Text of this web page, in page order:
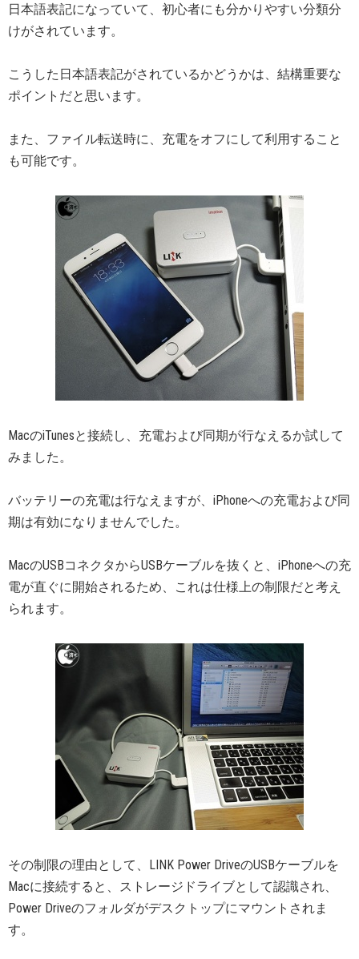
日本語表記になっていて、初心者にも分かりやすい分類分
けがされています。
こうした日本語表記がされているかどうかは、結構重要な
ポイントだと思います。
また、ファイル転送時に、充電をオフにして利用すること
も可能です。
MacのiTunesと接続し、充電および同期が行なえるか試して
みました。
バッテリーの充電は行なえますが、iPhoneへの充電および同
期は有効になりませんでした。
MacのUSBコネクタからUSBケーブルを抜くと、iPhoneへの充
電が直ぐに開始されるため、これは仕様上の制限だと考え
られます。
その制限の理由として、LINK Power DriveのUSBケーブルを
Macに接続すると、ストレージドライブとして認識され、
Power Driveのフォルダがデスクトップにマウントされま
す。